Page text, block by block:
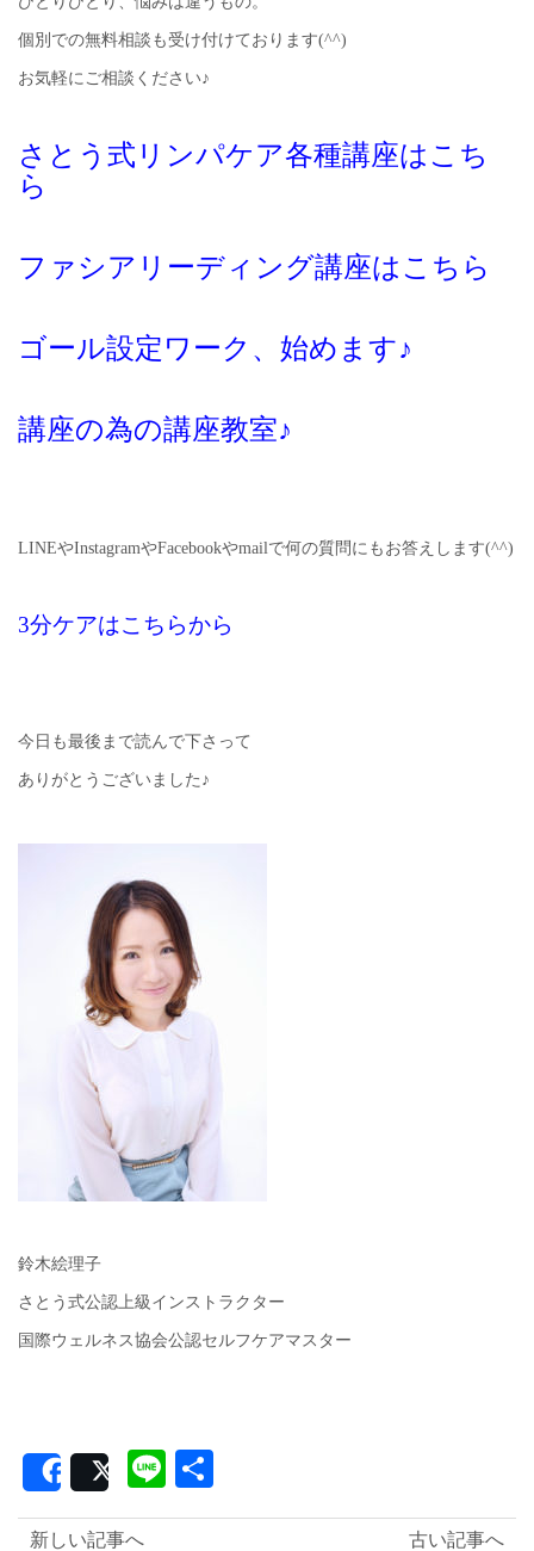
個別での無料相談も受け付けております(^^)
お気軽にご相談ください♪
さとう式リンパケア各種講座はこち
ら
ファシアリーディング講座はこちら
ゴール設定ワーク、始めます♪
講座の為の講座教室♪
LINEやInstagramやFacebookやmailで何の質問にもお答えします(^^)
3分ケアはこちらから
今日も最後まで読んで下さって
ありがとうございました♪
鈴木絵理子
さとう式公認上級インストラクター
国際ウェルネス協会公認セルフケアマスター
SharePost Line
有
古い記事へ
新しい記事へ